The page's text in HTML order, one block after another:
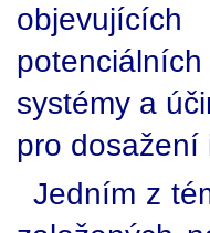
systémy a
pro dosažení
Jedním z